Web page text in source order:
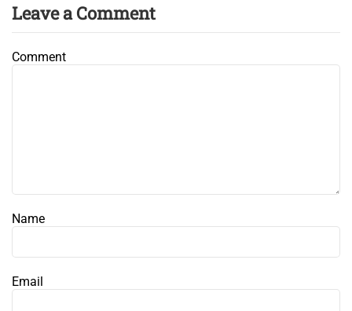
Leave a Comment
Comment
Name
Email